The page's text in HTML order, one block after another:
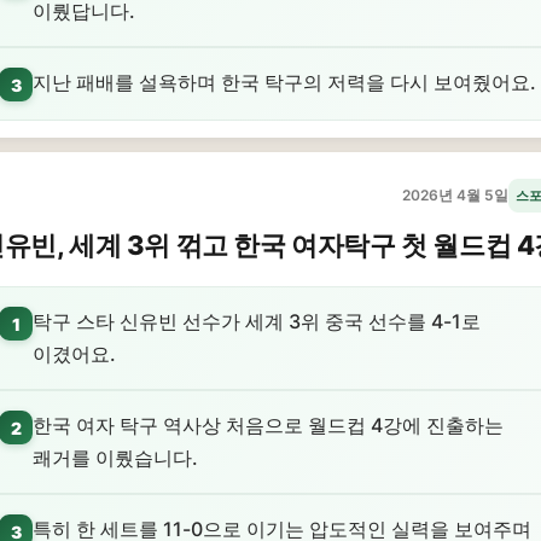
이뤘답니다.
3 지난 패배를 설욕하며 한국 탁구의 저력을 다시 보여줬어요.
2026년 4월 5일 스
빈, 세계 3위 꺾고 한국 여자탁구 첫 월드컵 4
1
탁구 스타 신유빈 선수가 세계 3위 중국 선수를 4-1로
이겼어요.
2
한국 여자 탁구 역사상 처음으로 월드컵 4강에 진출하는
쾌거를 이뤘습니다.
3 특히 한 세트를 11-0으로 이기는 압도적인 실력을 보여주며